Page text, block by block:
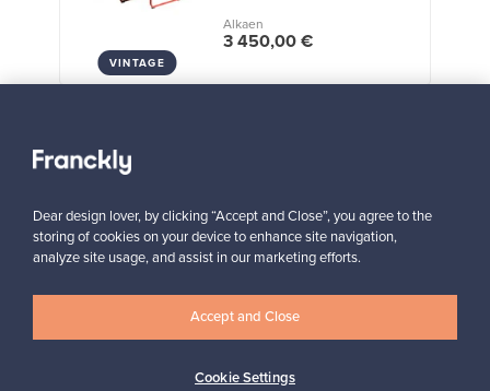
VINTAGE
Alkaen
3 450,00 €
Haluatko inspiroitua designista?
Tilaa uutiskirjeemme ja pysyt ajan tasalla!
Dear design lover, by clicking “Accept and Close”, you agree to the
storing of cookies on your device to enhance site navigation,
analyze site usage, and assist in our marketing efforts.
Cookie Settings
Accept and Close